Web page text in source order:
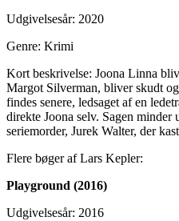
Udgivelsesår: 2020
Genre: Krimi
Kort beskrivelse: Joona Linna
Margot Silverman, bliver skudt
findes senere, ledsaget af en
direkte Joona selv. Sagen
seriemorder, Jurek Walter, der
Flere bøger af Lars Kepler:
Playground (2016)
Udgivelsesår: 2016